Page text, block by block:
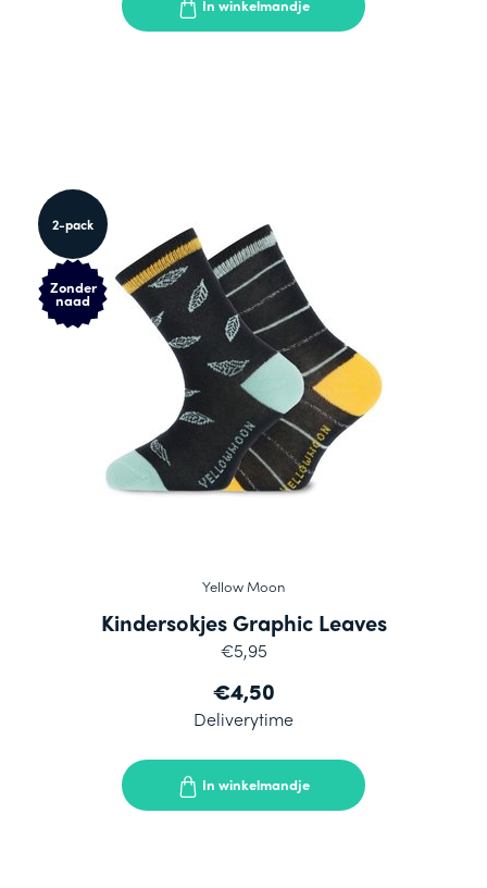
In winkelmandje
2-pack
Zonder
naad
Yellow Moon
Kindersokjes Graphic Leaves
€5,95
€4,50
Deliverytime
In winkelmandje